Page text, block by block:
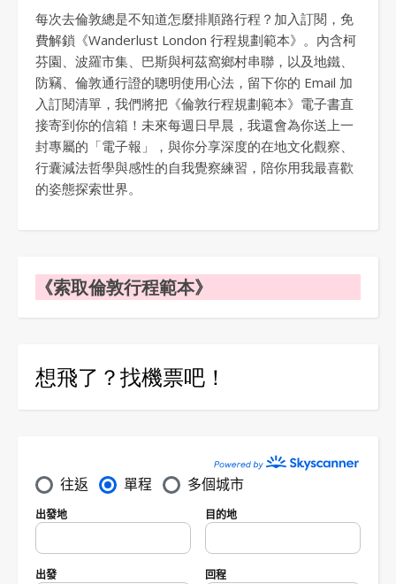
每次去倫敦總是不知道怎麼排順路行程？加入訂閱，免
費解鎖《Wanderlust London 行程規劃範本》。內含柯
芬園、波羅市集、巴斯與柯茲窩鄉村串聯，以及地鐵、
防竊、倫敦通行證的聰明使用心法，留下你的 Email 加
入訂閱清單，我們將把《倫敦行程規劃範本》電子書直
接寄到你的信箱！未來每週日早晨，我還會為你送上一
封專屬的「電子報」，與你分享深度的在地文化觀察、
行囊減法哲學與感性的自我覺察練習，陪你用我最喜歡
的姿態探索世界。
《索取倫敦行程範本》
想飛了？找機票吧！